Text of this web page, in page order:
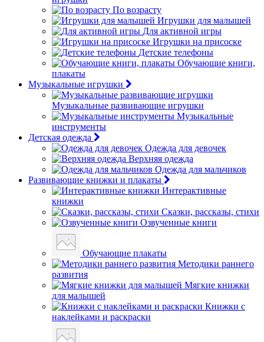
По возрасту
Игрушки для малышей
Для активной игры
Игрушки на присоске
Детские телефоны
Обучающие книги,
плакаты
Музыкальные игрушки
Музыкальные развивающие игрушки
Музыкальные
инструменты
Детская одежда
Одежда для девочек
Верхняя одежда
Одежда для мальчиков
Развивающие книжки и плакаты
Интерактивные
книжки
Сказки, рассказы, стихи
Озвученные книги
Обучающие плакаты
Методики раннего
развития
Мягкие книжки
для малышей
Книжки с
наклейками и раскраски